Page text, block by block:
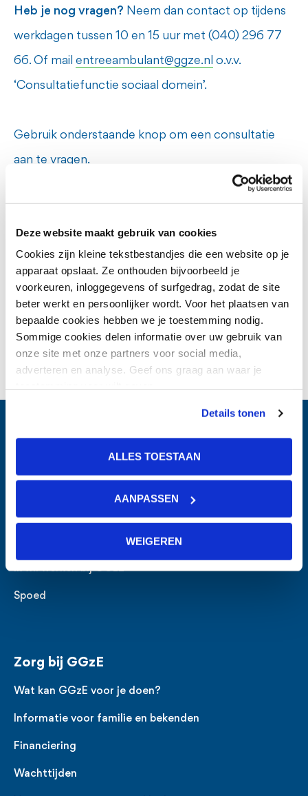
Deze website maakt gebruik van cookies
Cookies zijn kleine tekstbestandjes die een website op je
apparaat opslaat. Ze onthouden bijvoorbeeld je
voorkeuren, inloggegevens of surfgedrag, zodat de site
beter werkt en persoonlijker wordt. Voor het plaatsen van
bepaalde cookies hebben we je toestemming nodig.
Sommige cookies delen informatie over uw gebruik van
onze site met onze partners voor social media,
adverteren en analyse. Geef ons graag aan waar je
Details tonen
ALLES TOESTAAN
AANPASSEN
WEIGEREN
Heb je nog vragen? Neem dan contact op tijdens
werkdagen tussen 10 en 15 uur met (040) 296 77
66. Of mail entreeambulant@ggze.nl o.v.v.
‘Consultatiefunctie sociaal domein’.
Gebruik onderstaande knop om een consultatie
aan te vragen.
Consultatie aanvragen
Ik wil GGzE bezoeken
Ik wil iemand verwijzen
Ik wil werken bij GGzE
Spoed
Zorg bij GGzE
Wat kan GGzE voor je doen?
Informatie voor familie en bekenden
Financiering
Wachttijden